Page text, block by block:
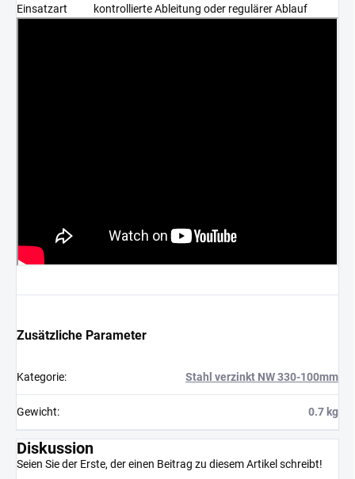
Einsatzart
kontrollierte Ableitung oder regulärer Ablauf
Zusätzliche Parameter
Kategorie: Stahl verzinkt NW 330-100mm
Gewicht: 0.7 kg
Diskussion
Seien Sie der Erste, der einen Beitrag zu diesem Artikel schreibt!